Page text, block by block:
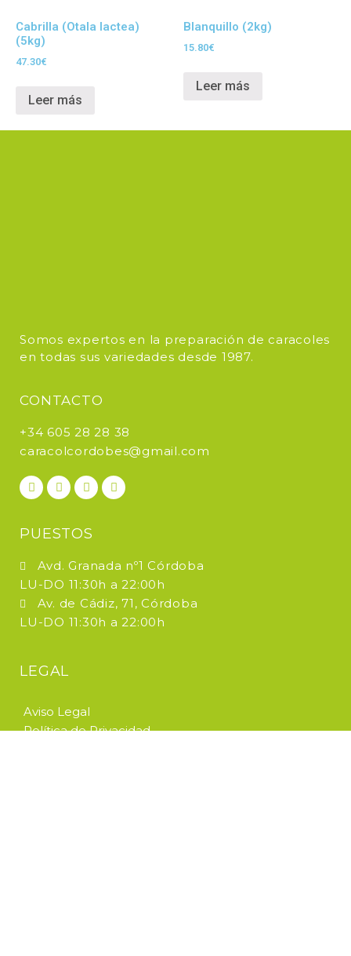
Cabrilla (Otala lactea)
(5kg)
47.30€
Leer más
Blanquillo (2kg)
15.80€
Leer más
Somos expertos en la preparación de caracoles
en todas sus variedades desde 1987.
CONTACTO
+34 605 28 28 38
caracolcordobes@gmail.com
PUESTOS
Avd. Granada nº1 Córdoba
LU-DO 11:30h a 22:00h
Av. de Cádiz, 71, Córdoba
LU-DO 11:30h a 22:00h
LEGAL
Aviso Legal
Política de Privacidad